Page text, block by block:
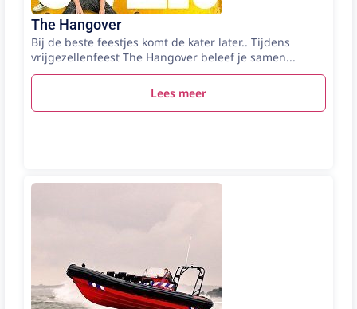
The Hangover
Bij de beste feestjes komt de kater later.. Tijdens
vrijgezellenfeest The Hangover beleef je samen...
Lees meer